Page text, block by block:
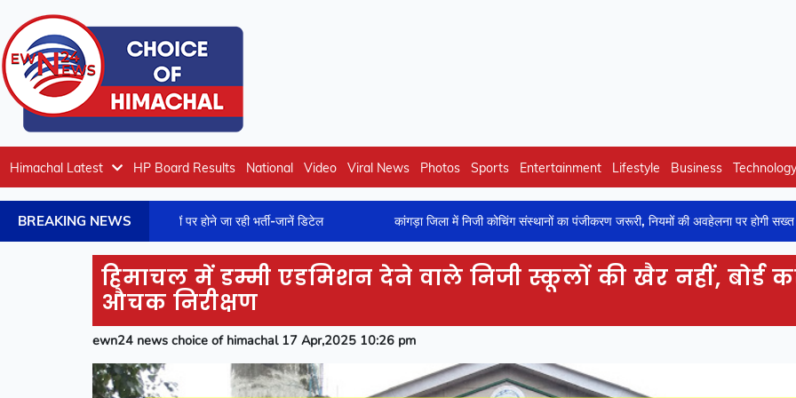
Himachal Latest HP Board Results National Video Viral News Photos Sports Entertainment Lifestyle Business Technology
BREAKING NEWS
में क्लर्क के 40 पदों पर होने जा रही भर्ती-जानें डिटेल कांगड़ा जिला में निजी कोचिंग संस्थानों का पंजीकरण जरूरी, नियमों की अवहेलना पर होगी सख्त कार्रवाई
हिमाचल में डम्मी एडमिशन देने वाले निजी स्कूलों की खैर नहीं, बोर्ड
औचक निरीक्षण
ewn24 news choice of himachal 17 Apr,2025 10:26 pm